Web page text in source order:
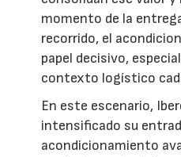
momento de la
recorrido, el
papel decisivo,
contexto logístico
En este escenario,
intensificado su
acondicionamiento